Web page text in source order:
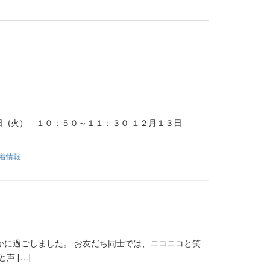
火） １０：５０～１１：３０ １２月１３日
情報
過ごしました。 お友だち同士では、ニコニコと笑
声 […]